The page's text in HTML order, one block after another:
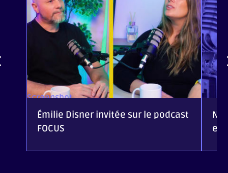
Screenshot
Émilie Disner invitée sur le podcast
FOCUS